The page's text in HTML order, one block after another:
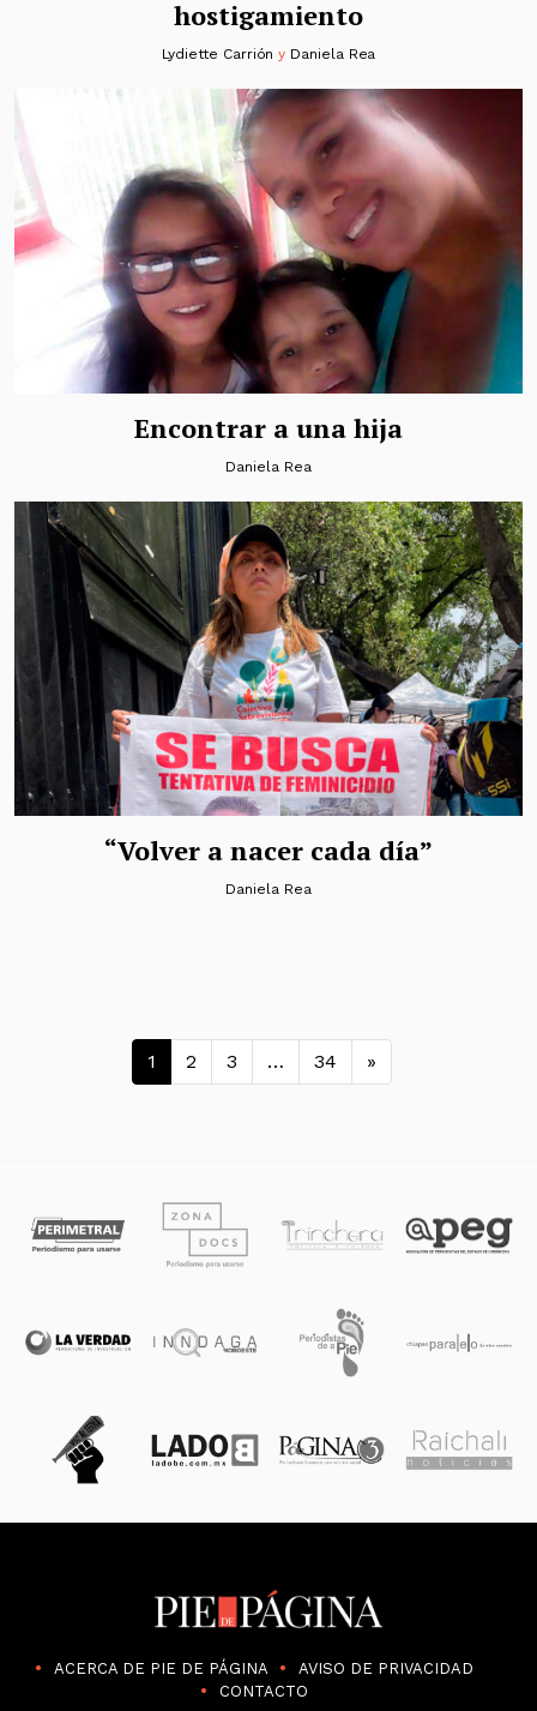
hostigamiento
Lydiette Carrión y Daniela Rea
Encontrar a una hija
Daniela Rea
“Volver a nacer cada día”
Daniela Rea
Navegación de entradas
1 2 3 … 34 »
ACERCA DE PIE DE PÁGINA
AVISO DE PRIVACIDAD
CONTACTO